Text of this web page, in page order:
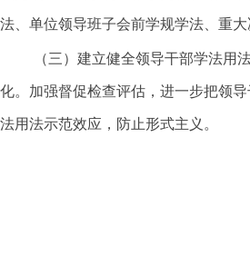
法、单位领导班子会前学规学法、重
（三）建立健全领导干部学法
化。加强督促检查评估，进一步把领
法用法示范效应，防止形式主义。